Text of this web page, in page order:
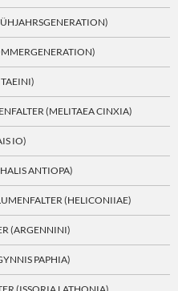
(MELITAEA CINXIA)
IO)
ANTIOPA)
(HELICONIIAE)
(ARGENNINI)
PAPHIA)